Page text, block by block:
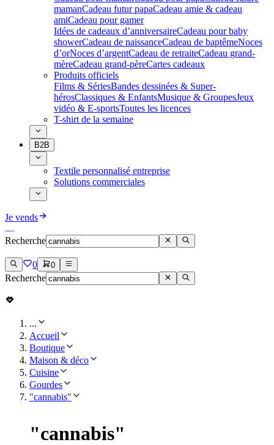
mamanCadeau futur papaCadeau amie & cadeau
amiCadeau pour gamer
Idées de cadeaux d’anniversaireCadeau pour baby
showerCadeau de naissanceCadeau de baptêmeNoces
d’orNoces d’argentCadeau de retraiteCadeau grand-
mèreCadeau grand-pèreCartes cadeaux
Produits officiels
Films & SériesBandes dessinées & Super-
hérosClassiques & EnfantsMusique & GroupesJeux
vidéo & E-sportsToutes les licences
T-shirt de la semaine
B2B
Textile personnalisé entreprise
Solutions commerciales
Je vends
Recherche
0 0
Recherche
...
Accueil
Boutique
Maison & déco
Cuisine
Gourdes
"cannabis"
"cannabis"